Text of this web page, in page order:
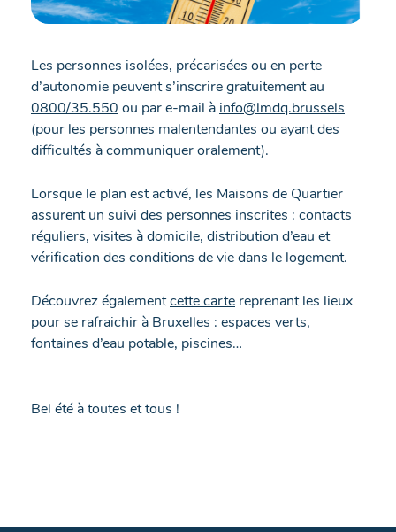
Les personnes isolées, précarisées ou en perte
d’autonomie peuvent s’inscrire gratuitement au
0800/35.550 ou par e-mail à info@lmdq.brussels
(pour les personnes malentendantes ou ayant des
difficultés à communiquer oralement).
Lorsque le plan est activé, les Maisons de Quartier
assurent un suivi des personnes inscrites : contacts
réguliers, visites à domicile, distribution d’eau et
vérification des conditions de vie dans le logement.
Découvrez égalementcette carte reprenant les lieux
pour se rafraichir à Bruxelles : espaces verts,
fontaines d’eau potable, piscines…
Bel été à toutes et tous !